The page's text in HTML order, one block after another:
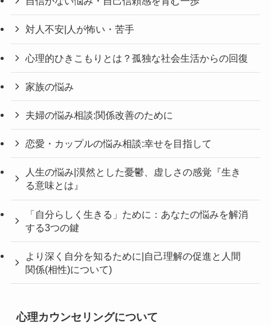
対人不安|人が怖い・苦手
心理的ひきこもりとは？孤独な社会生活からの回復
家族の悩み
夫婦の悩み相談:関係改善のために
恋愛・カップルの悩み相談:幸せを目指して
人生の悩み|漠然とした憂鬱、虚しさの感覚『生き
る意味とは』
「自分らしく生きる」ために：あなたの悩みを解消
する3つの鍵
より深く自分を知るために|自己理解の促進と人間
関係(相性)について)
心理カウンセリングについて